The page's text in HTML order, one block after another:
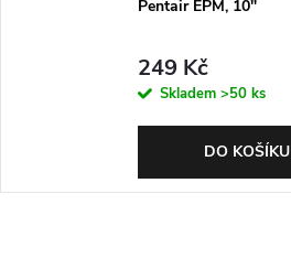
Pentair EPM, 10"
249 Kč
Skladem >50 ks
DO KOŠÍKU